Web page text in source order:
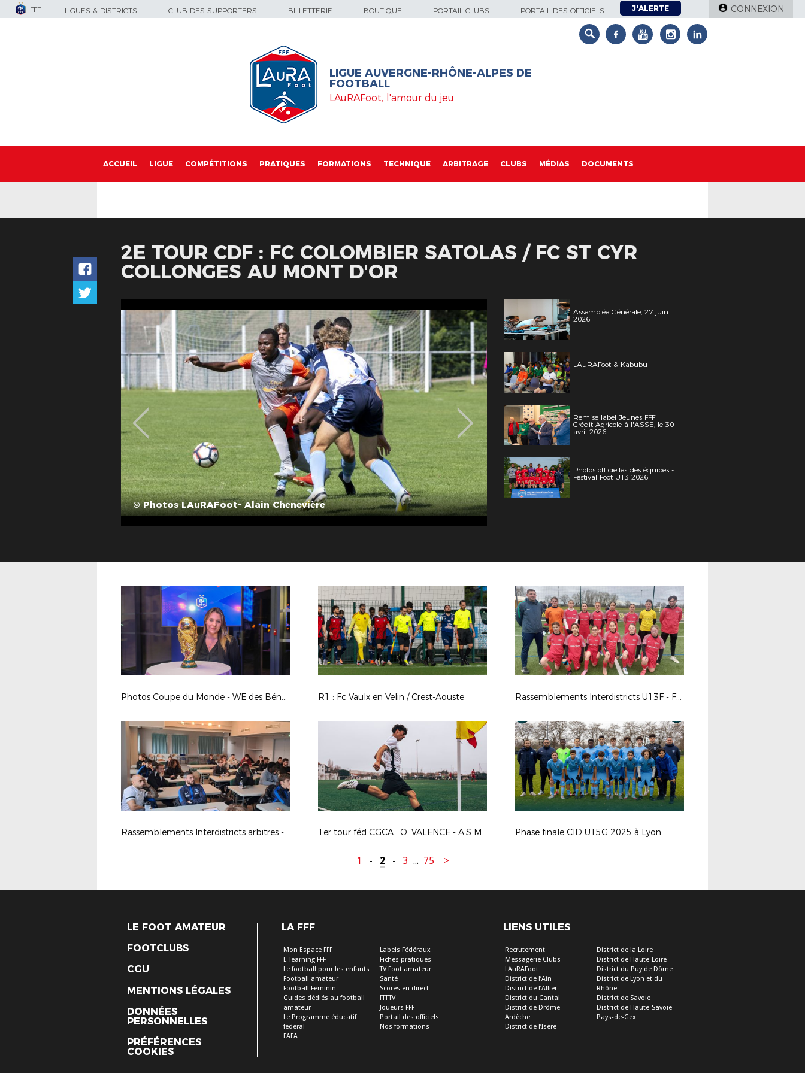
FFF LIGUES & DISTRICTS CLUB DES SUPPORTERS BILLETTERIE BOUTIQUE PORTAIL CLUBS PORTAIL DES OFFICIELS J'ALERTE CONNEXION
LIGUE AUVERGNE-RHÔNE-ALPES DE
FOOTBALL
LAuRAFoot, l'amour du jeu
ACCUEIL LIGUE COMPÉTITIONS PRATIQUES FORMATIONS TECHNIQUE ARBITRAGE CLUBS MÉDIAS DOCUMENTS
2E TOUR CDF : FC COLOMBIER SATOLAS / FC ST CYR
COLLONGES AU MONT D'OR
© Photos LAuRAFoot- Alain Chenevière
Assemblée Générale, 27 juin
2026
LAuRAFoot & Kabubu
Remise label Jeunes FFF
Crédit Agricole à l'ASSE, le 30
avril 2026
Photos officielles des équipes -
Festival Foot U13 2026
Photos Coupe du Monde - WE des Bénévoles à Clairefontaine - Mars 2026 R1 : Fc Vaulx en Velin / Crest-Aouste Rassemblements Interdistricts U13F - Fév. 2026
Rassemblements Interdistricts arbitres - Déc. 2025 1er tour féd CGCA : O. VALENCE - A.S MISERIEUX TREVOUX Phase finale CID U15G 2025 à Lyon
1 - 2 - 3 ... 75 >
LE FOOT AMATEUR
FOOTCLUBS
CGU
MENTIONS LÉGALES
DONNÉES
PERSONNELLES
PRÉFÉRENCES
COOKIES
LA FFF
Mon Espace FFF
E-learning FFF
Le football pour les enfants
Football amateur
Football Féminin
Guides dédiés au football
amateur
Le Programme éducatif
fédéral
FAFA
Labels Fédéraux
Fiches pratiques
TV Foot amateur
Santé
Scores en direct
FFFTV
Joueurs FFF
Portail des officiels
Nos formations
LIENS UTILES
Recrutement
Messagerie Clubs
LAuRAFoot
District de l’Ain
District de l’Allier
District du Cantal
District de Drôme-
Ardèche
District de l’Isère
District de la Loire
District de Haute-Loire
District du Puy de Dôme
District de Lyon et du
Rhône
District de Savoie
District de Haute-Savoie
Pays-de-Gex